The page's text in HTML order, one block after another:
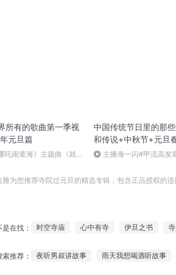
所有的歌曲第一季视
元旦篇
吒闹童海》主题曲《就是
中国传统节日里的那
和传说+中秋节+元旦
主播海一闪#甲流高发
雅为您推荐寺院过元旦的精选专辑，包含正品授权的
在找： 时空寺庙 心中有寺 伊旦之书
推荐： 夜听男叔讲故事 雨天我想喝酒听故事